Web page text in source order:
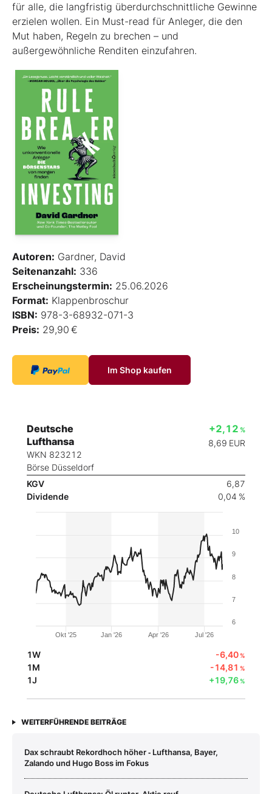
für alle, die langfristig überdurchschnittliche Gewinne
erzielen wollen. Ein Must-read für Anleger, die den
Mut haben, Regeln zu brechen – und
außergewöhnliche Renditen einzufahren.
Autoren: Gardner, David
Seitenanzahl: 336
Erscheinungstermin: 25.06.2026
Format: Klappenbroschur
ISBN: 978-3-68932-071-3
Preis: 29,90 €
Im Shop kaufen
Deutsche
Lufthansa
WKN 823212
Börse Düsseldorf
+2,12 %
8,69 EUR
KGV
6,87
Dividende
0,04 %
Okt '25 Jan '26 Apr '26 Jul '26
6
7
8
9
10
1W -6,40%
1M -14,81 %
1J +19,76%
WEITERFÜHRENDE BEITRÄGE
Dax schraubt Rekordhoch höher ‑ Lufthansa, Bayer,
Zalando und Hugo Boss im Fokus